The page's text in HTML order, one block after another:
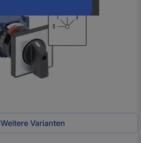
Weitere Varianten